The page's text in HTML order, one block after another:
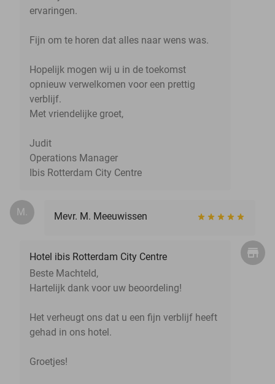
ervaringen.
Fijn om te horen dat alles naar wens was.
Hopelijk mogen wij u in de toekomst
opnieuw verwelkomen voor een prettig
verblijf.
Met vriendelijke groet,
Judit
Operations Manager
Ibis Rotterdam City Centre
M. Mevr. M. Meeuwissen
Hotel ibis Rotterdam City Centre
Beste Machteld,
Hartelijk dank voor uw beoordeling!
Het verheugt ons dat u een fijn verblijf heeft
gehad in ons hotel.
Groetjes!